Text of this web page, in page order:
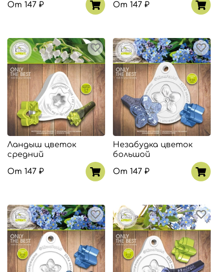
От 147 ₽
От 147 ₽
Ландыш цветок
средний
От 147 ₽
Незабудка цветок
большой
От 147 ₽